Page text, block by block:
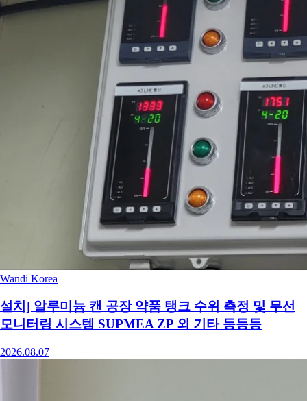
Wandi Korea
설치] 알루미늄 캔 공장 약품 탱크 수위 측정 및 무선
모니터링 시스템 SUPMEA ZP 외 기타 등등등
2026.08.07